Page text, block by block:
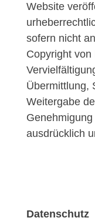
Website
sofern nicht
Copyright von
Übermittlung,
Weitergabe
ausdrücklich
Datenschutz